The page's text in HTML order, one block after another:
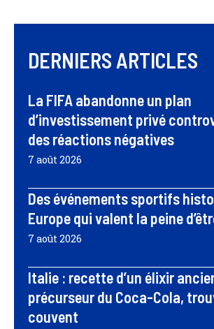
DERNIERS ARTICLES
La FIFA abandonne un plan
d’investissement privé
des réactions négatives
7 août 2026
Des événements sportifs
Europe qui valent la peine
7 août 2026
Italie : recette d’un élixir
précurseur du Coca-Cola,
couvent